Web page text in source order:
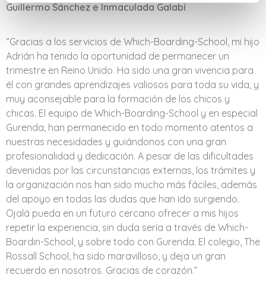
Guillermo Sánchez e Inmaculada Galabí
“Gracias a los servicios de Which-Boarding-School, mi hijo
Adrián ha tenido la oportunidad de permanecer un
trimestre en Reino Unido. Ha sido una gran vivencia para
él con grandes aprendizajes valiosos para toda su vida, y
muy aconsejable para la formación de los chicos y
chicas. El equipo de Which-Boarding-School y en especial
Gurenda, han permanecido en todo momento atentos a
nuestras necesidades y guiándonos con una gran
profesionalidad y dedicación. A pesar de las dificultades
devenidas por las circunstancias externas, los trámites y
la organización nos han sido mucho más fáciles, además
del apoyo en todas las dudas que han ido surgiendo.
Ojalá pueda en un futuro cercano ofrecer a mis hijos
repetir la experiencia, sin duda sería a través de Which-
Boardin-School, y sobre todo con Gurenda. El colegio, The
Rossall School, ha sido maravilloso, y deja un gran
recuerdo en nosotros. Gracias de corazón.”